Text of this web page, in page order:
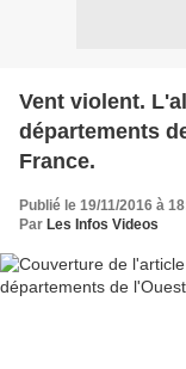
Vent violent.
départements
France.
Publié le 19/11/2016 à
Par Les Infos Videos